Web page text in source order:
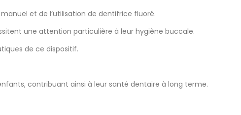
et de l’utilisation de dentifrice fluoré.
une attention particulière à leur hygiène buccale.
de ce dispositif.
contribuant ainsi à leur santé dentaire à long terme.